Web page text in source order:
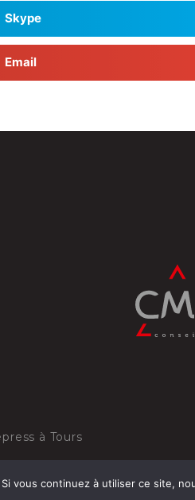
Skype
Email
à Tours
vous continuez à utiliser ce site,